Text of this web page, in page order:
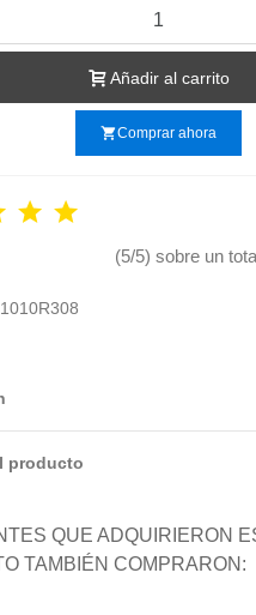
Añadir al carrito
shopping_cartComprar ahora
(5/5) sobre un
1010R308
producto
QUE ADQUIRIERON
TAMBIÉN COMPRARON: